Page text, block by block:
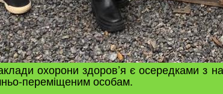
охорони здоров’я є осередками з
переміщеним особам.